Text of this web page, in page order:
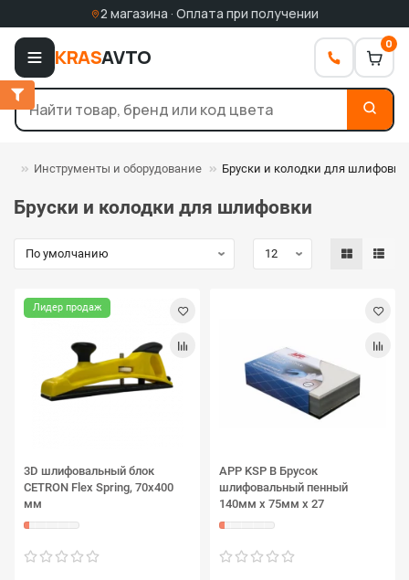
2 магазина · Оплата при получении
KRASAVTO
0
Инструменты и оборудование Бруски и колодки для шлифовки
Бруски и колодки для шлифовки
Лидер продаж
3D шлифовальный блок
CETRON Flex Spring, 70х400
мм
APP KSP B Брусок
шлифовальный пенный
140мм x 75мм х 27